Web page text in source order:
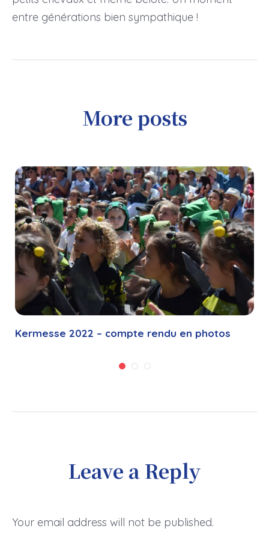
entre générations bien sympathique !
More posts
Kermesse 2022 – compte rendu en photos
Leave a Reply
Your email address will not be published.